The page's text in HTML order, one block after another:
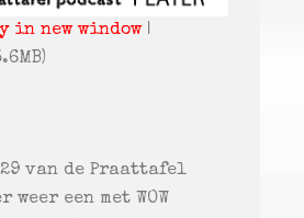
in new window|
van de Praattafel
een met WOW